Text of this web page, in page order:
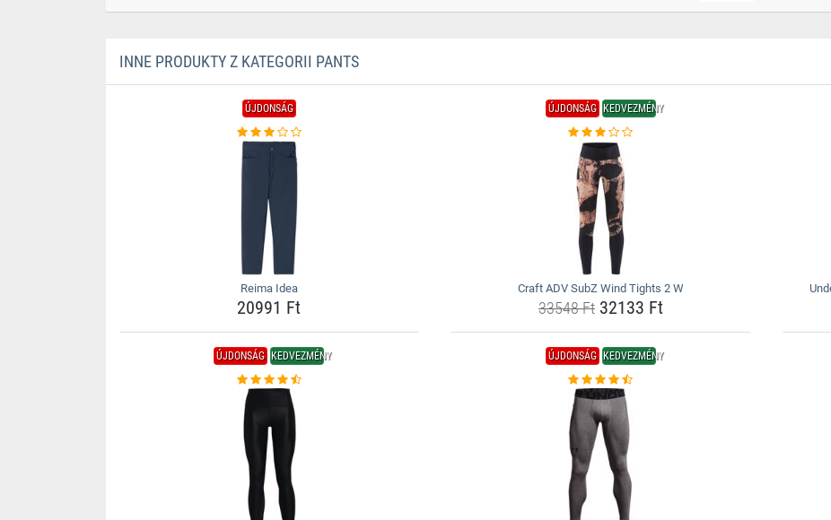
INNE PRODUKTY Z KATEGORII PANTS
ÚJDONSÁG
Reima Idea
20991 Ft
ÚJDONSÁG KEDVEZMÉNY
Craft ADV SubZ Wind Tights 2 W
33548 Ft32133 Ft
ÚJDONSÁG KEDVEZMÉNY ÚJDONSÁG KEDVEZMÉNY